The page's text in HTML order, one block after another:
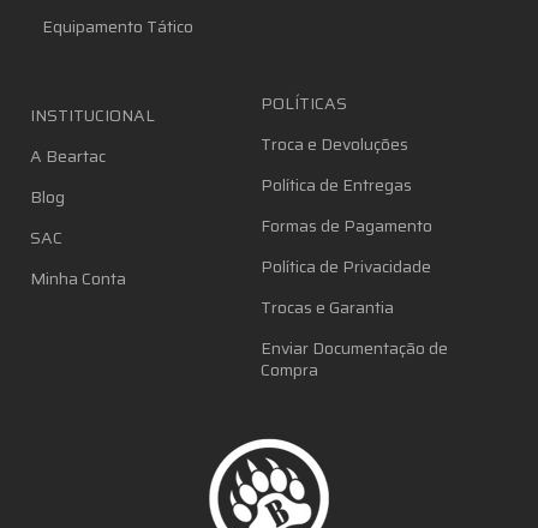
Equipamento Tático
INSTITUCIONAL
A Beartac
Blog
SAC
Minha Conta
POLÍTICAS
Troca e Devoluções
Política de Entregas
Formas de Pagamento
Política de Privacidade
Trocas e Garantia
Enviar Documentação de
Compra